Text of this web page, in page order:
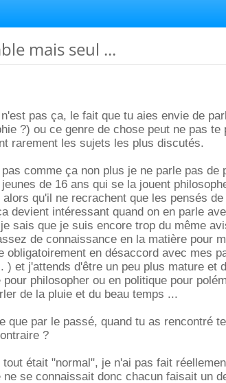
mais seul ...
pas ça, le fait que tu aies envie de
?) ou ce genre de chose peut ne pas
rarement les sujets les plus discutés.
comme ça non plus je ne parle pas de
de 16 ans qui se la jouent
qu'il ne recrachent que les pensés
devient intéressant quand on en parle
sais que je suis encore trop du même
de connaissance en la matière pour
obligatoirement en désaccord avec mes
) et j'attends d'être un peu plus mature et
pour philosopher ou en politique pour
de la pluie et du beau temps ...
que par le passé, quand tu as rencontré
?
était "normal", je n'ai pas fait
ne se connaissait donc chacun faisait un